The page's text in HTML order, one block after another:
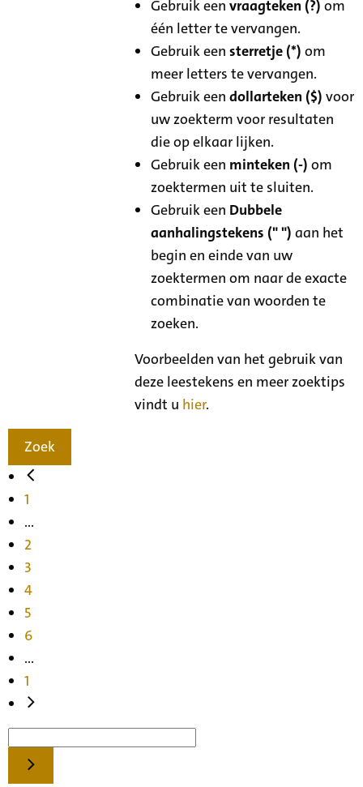
Gebruik eenvraagteken (?) om
één letter te vervangen.
Gebruik eensterretje (*) om
meer letters te vervangen.
Gebruik eendollarteken ($) voor
uw zoekterm voor resultaten
die op elkaar lijken.
Gebruik een minteken (-) om
zoektermen uit te sluiten.
Gebruik een Dubbele
aanhalingstekens (" ") aan het
begin en einde van uw
zoektermen om naar de exacte
combinatie van woorden te
zoeken.
Voorbeelden van het gebruik van
deze leestekens en meer zoektips
vindt u hier.
Zoek
1
...
2
3
4
5
6
...
1